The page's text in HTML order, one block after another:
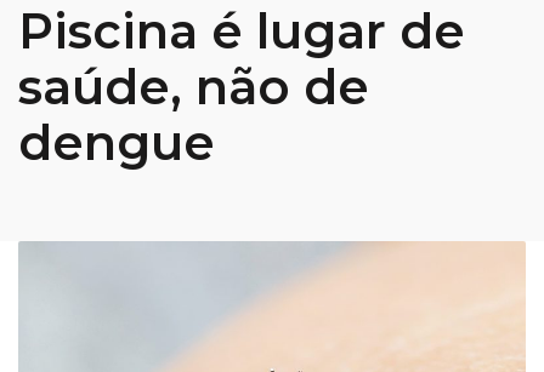
Piscina é lugar de
saúde, não de
dengue